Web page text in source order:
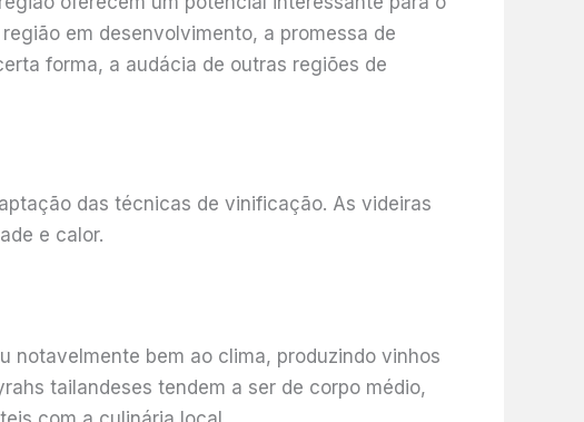
em desenvolvimento, a promessa de
forma, a audácia de outras regiões de
das técnicas de vinificação. As videiras
e calor.
bem ao clima, produzindo vinhos
tailandeses tendem a ser de corpo médio,